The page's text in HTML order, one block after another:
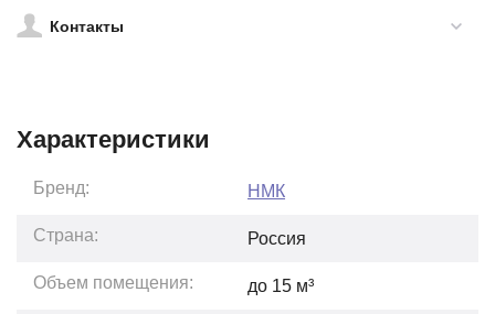
Контакты
Характеристики
Бренд: НМК
Страна: Россия
Объем помещения: до 15 м³